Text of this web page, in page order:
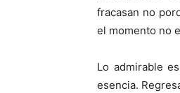
fracasan no
el momento no
Lo admirable
esencia.